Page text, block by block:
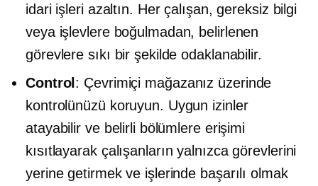
idari işleri azaltın. Her çalışan, gereksiz bilgi
veya işlevlere boğulmadan, belirlenen
görevlere sıkı bir şekilde odaklanabilir.
Control : Çevrimiçi mağazanız üzerinde
kontrolünüzü koruyun. Uygun izinler
atayabilir ve belirli bölümlere erişimi
kısıtlayarak çalışanların yalnızca görevlerini
yerine getirmek ve işlerinde başarılı olmak